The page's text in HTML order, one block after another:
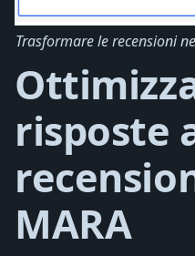
Trasformare le recensioni
risposte
MARA